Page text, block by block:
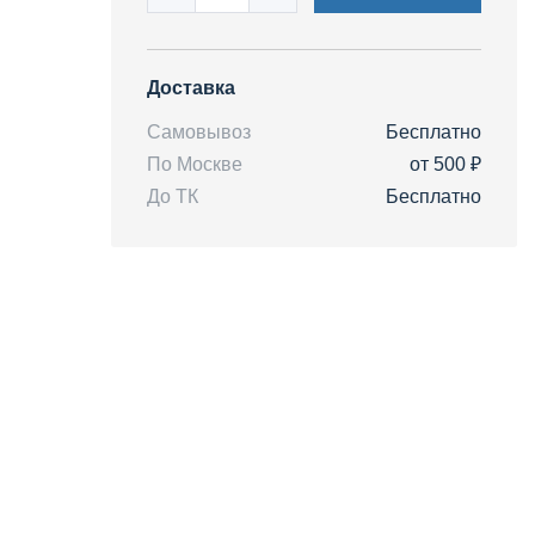
Доставка
Самовывоз
Бесплатно
По Москве
от 500 ₽
До ТК
Бесплатно